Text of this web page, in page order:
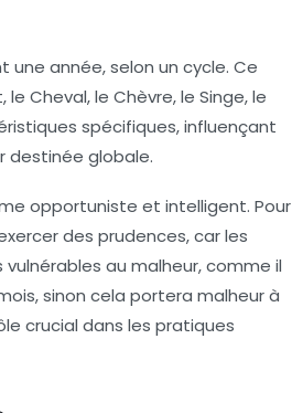
une année, selon un cycle. Ce
Cheval, le Chèvre, le Singe, le
spécifiques, influençant
destinée globale.
opportuniste et intelligent. Pour
des prudences, car les
au malheur, comme il
sinon cela portera malheur à
crucial dans les pratiques